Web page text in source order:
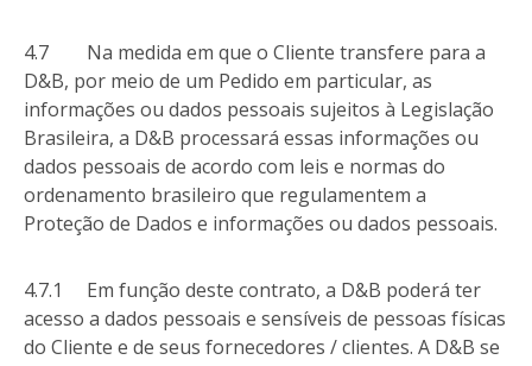
4.7 Na medida em que o Cliente transfere para a
D&B, por meio de um Pedido em particular, as
informações ou dados pessoais sujeitos à Legislação
Brasileira, a D&B processará essas informações ou
dados pessoais de acordo com leis e normas do
ordenamento brasileiro que regulamentem a
Proteção de Dados e informações ou dados pessoais.
4.7.1 Em função deste contrato, a D&B poderá ter
acesso a dados pessoais e sensíveis de pessoas físicas
do Cliente e de seus fornecedores / clientes. A D&B se